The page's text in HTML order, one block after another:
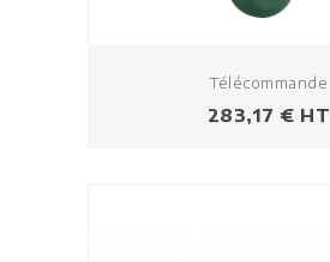
Télécommande
Prix
283,17 € HT